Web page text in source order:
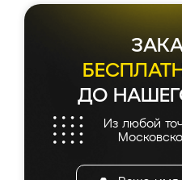
ДО
Из любой